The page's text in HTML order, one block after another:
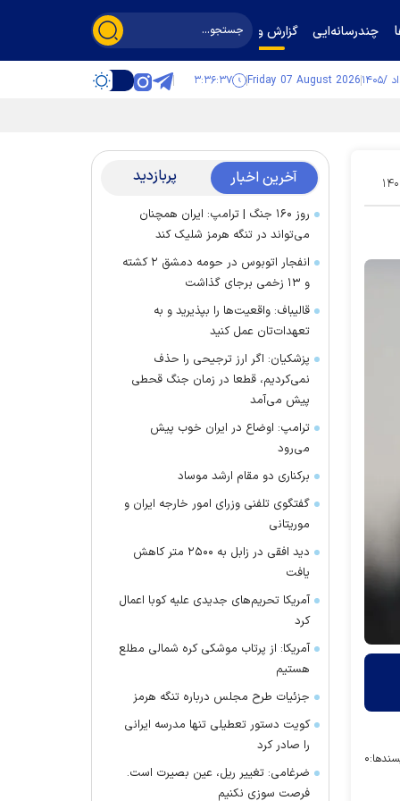
چندرسانه‌ایی گزارش و گفت‌وگو
Friday 07 August 2026 ۳:۳۶:۳۷
۰۵
۰
آخرین اخبار پربازدید
روز ۱۶۰ جنگ | ترامپ: ایران همچنان
می‌تواند در تنگه هرمز شلیک کند
انفجار اتوبوس در حومه دمشق ۲ کشته
و ۱۳ زخمی برجای گذاشت
قالیباف: واقعیت‌ها را بپذیرید و به
تعهدات‌تان عمل کنید
پزشکیان: اگر ارز ترجیحی را حذف
نمی‌کردیم، قطعا در زمان جنگ قحطی
پیش می‌آمد
ترامپ: اوضاع در ایران خوب پیش
می‌رود
برکناری دو مقام ارشد موساد
گفتگوی تلفنی وزرای امور خارجه ایران و
موریتانی
دید افقی در زابل به ۲۵۰۰ متر کاهش
یافت
آمریکا تحریم‌های جدیدی علیه کوبا اعمال
کرد
آمریکا: از پرتاب موشکی کره شمالی مطلع
هستیم
جزئیات طرح مجلس درباره تنگه هرمز
کویت دستور تعطیلی تنها مدرسه ایرانی
را صادر کرد
ضرغامی: تغییر ریل، عین بصیرت است.
فرصت سوزی نکنیم